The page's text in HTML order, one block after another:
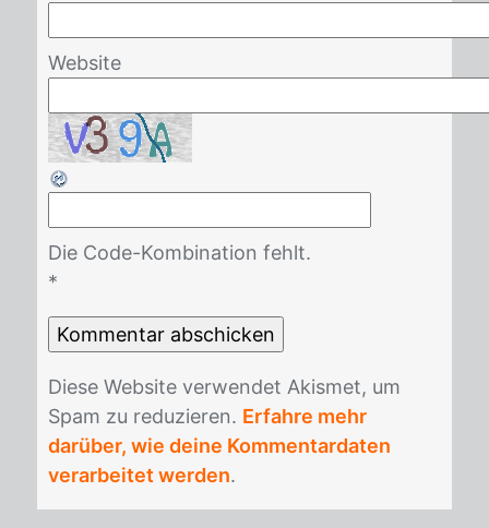
Website
Die Code-Kombination fehlt.
*
Die­se Web­site ver­wen­det Akis­met, um
Spam zu re­du­zie­ren. Erfahre mehr
darüber, wie deine Kommentardaten
verarbeitet werden.